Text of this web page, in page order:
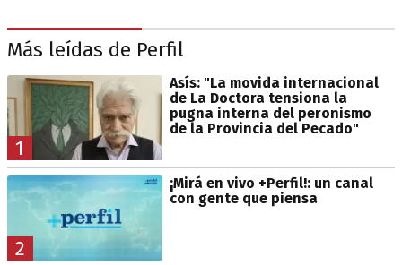
Más leídas de Perfil
1
Asís: "La movida internacional
de La Doctora tensiona la
pugna interna del peronismo
de la Provincia del Pecado"
2
¡Mirá en vivo +Perfil!: un canal
con gente que piensa